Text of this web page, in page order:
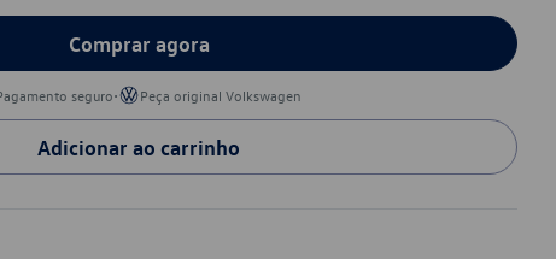
Comprar agora
seguro• Peça original Volkswagen
Adicionar ao carrinho